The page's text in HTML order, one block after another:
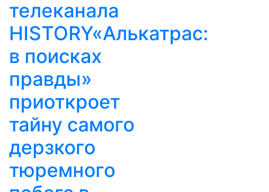
телеканала
HISTORY«Алькатрас:
в поисках
правды»
приоткроет
тайну самого
дерзкого
тюремного